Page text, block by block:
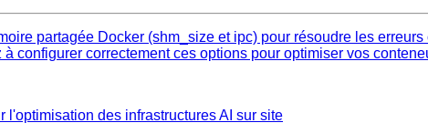
partagée Docker (shm_size et ipc) pour résoudre les
configurer correctement ces options pour optimiser vos
des infrastructures AI sur site